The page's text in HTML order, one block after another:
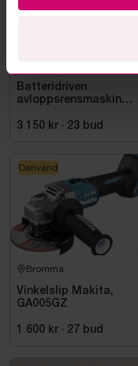
Batteridriven
avloppsrensmaskin
FSSM-121 | Oanvänd
3 150 kr · 23 bud
Bromma
Vinkelslip Makita,
GA005GZ
1 600 kr · 27 bud
Oanvänd